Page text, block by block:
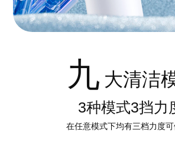
九 大清洁
3种模式3挡力
在任意模式下均有三档力度